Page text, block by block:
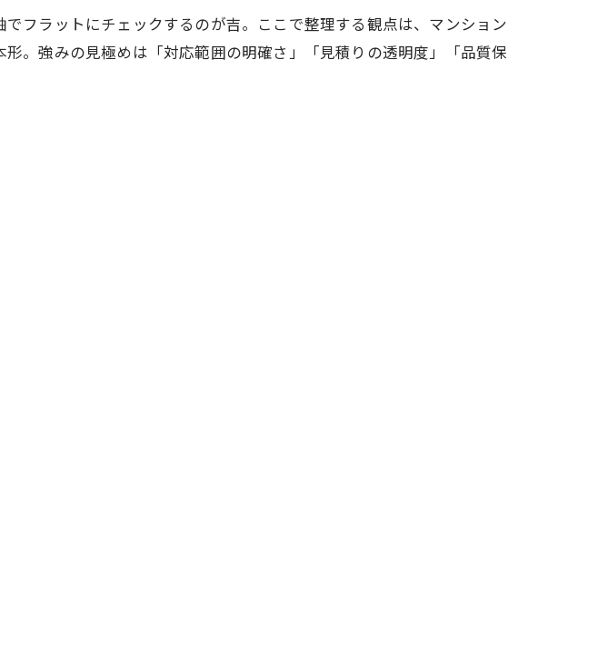
フラットにチェックするのが吉。ここで整理する観点は、マンション
。強みの見極めは「対応範囲の明確さ」「見積りの透明度」「品質保